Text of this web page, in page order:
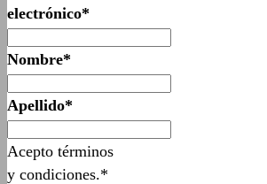
electrónico*
Nombre*
Apellido*
Acepto términos
y condiciones.*